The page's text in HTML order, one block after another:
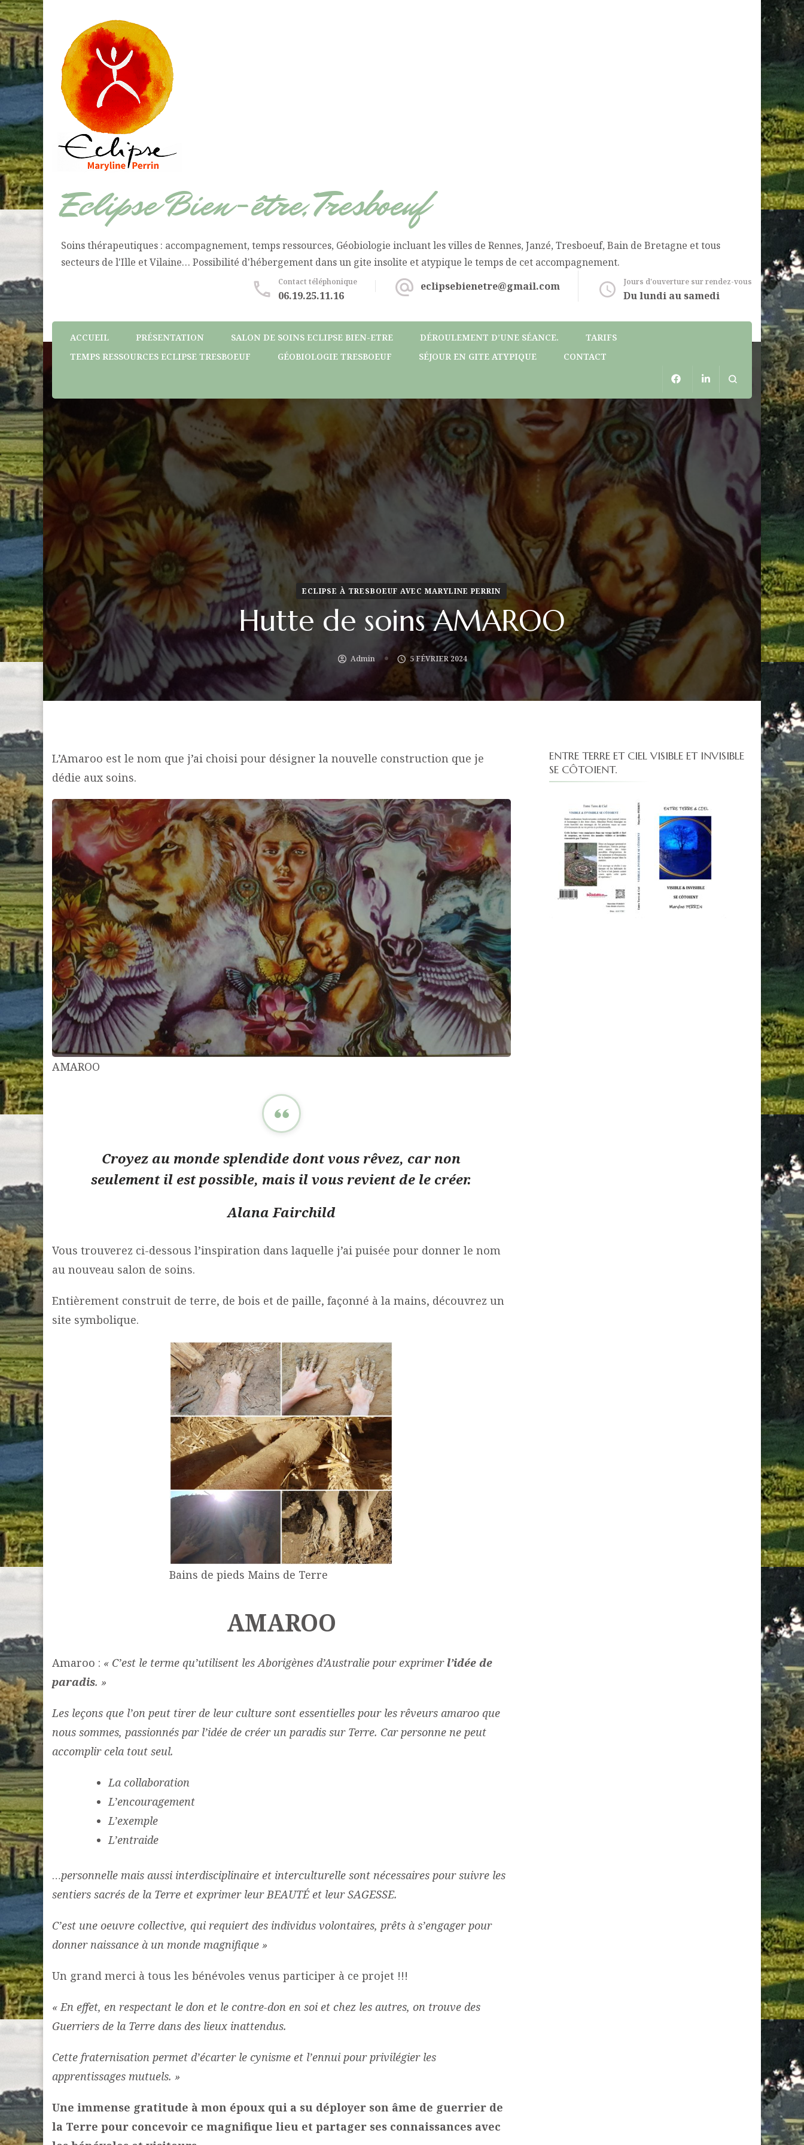
Eclipse Bien-être, Tresboeuf
Soins thérapeutiques : accompagnement, temps ressources, Géobiologie incluant les villes de Rennes, Janzé, Tresboeuf, Bain de Bretagne et tous
secteurs de l'Ille et Vilaine… Possibilité d'hébergement dans un gite insolite et atypique le temps de cet accompagnement.
Contact téléphonique
06.19.25.11.16
eclipsebienetre@gmail.com Jours d'ouverture sur rendez-vous
Du lundi au samedi
ACCUEIL PRÉSENTATION SALON DE SOINS ECLIPSE BIEN-ETRE DÉROULEMENT D’UNE SÉANCE.
TARIFS
TEMPS RESSOURCES ECLIPSE TRESBOEUF
GÉOBIOLOGIE TRESBOEUF SÉJOUR EN GITE ATYPIQUE CONTACT
ECLIPSE À TRESBOEUF AVEC MARYLINE PERRIN
Hutte de soins AMAROO
Admin 5 FÉVRIER 2024
L’Amaroo est le nom que j’ai choisi pour désigner la nouvelle construction que je
dédie aux soins.
AMAROO
Croyez au monde splendide dont vous rêvez, car non
seulement il est possible, mais il vous revient de le créer.
Alana Fairchild
Vous trouverez ci-dessous l’inspiration dans laquelle j’ai puisée pour donner le nom
au nouveau salon de soins.
Entièrement construit de terre, de bois et de paille, façonné à la mains, découvrez un
site symbolique.
Bains de pieds Mains de Terre
AMAROO
Amaroo : « C’est le terme qu’utilisent les Aborigènes d’Australie pour exprimer l’idée de
paradis. »
Les leçons que l’on peut tirer de leur culture sont essentielles pour les rêveurs amaroo que
nous sommes, passionnés par l’idée de créer un paradis sur Terre. Car personne ne peut
accomplir cela tout seul.
La collaboration
L’encouragement
L’exemple
L’entraide
…personnelle mais aussi interdisciplinaire et interculturelle sont nécessaires pour suivre les
sentiers sacrés de la Terre et exprimer leur BEAUTÉ et leur SAGESSE.
C’est une oeuvre collective, qui requiert des individus volontaires, prêts à s’engager pour
donner naissance à un monde magnifique »
Un grand merci à tous les bénévoles venus participer à ce projet !!!
« En effet, en respectant le don et le contre-don en soi et chez les autres, on trouve des
Guerriers de la Terre dans des lieux inattendus.
Cette fraternisation permet d’écarter le cynisme et l’ennui pour privilégier les
apprentissages mutuels. »
Une immense gratitude à mon époux qui a su déployer son âme de guerrier de
la Terre pour concevoir ce magnifique lieu et partager ses connaissances avec
ENTRE TERRE ET CIEL VISIBLE ET INVISIBLE
SE CÔTOIENT.